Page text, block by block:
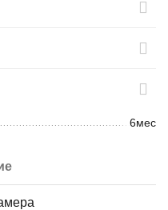
6мес